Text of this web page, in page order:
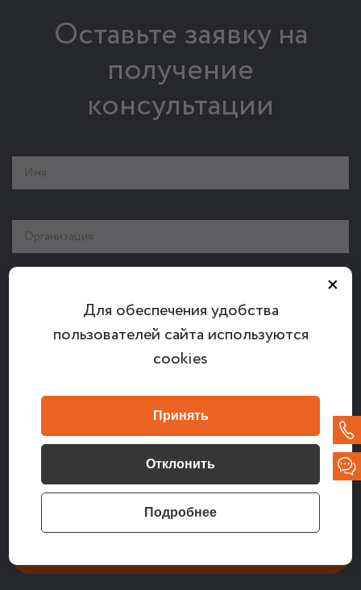
Оставьте заявку на
получение
консультации
Согласен (-на) получать информационные письма от ЗАО
Банковско-финансовая телесеть на указанный в форме e-mail
Даю согласие ЗАО «Банковско-финансовая телесеть» на
обработку и хранение указанных мной в данной форме
персональных данных. Ознакомлен сПолитикой об обработке
персональных данных, действующей у ЗАО «Банковско-
финансовая телесеть
×
Для обеспечения удобства
пользователей сайта используются
cookies
Принять
Отклонить
Подробнее